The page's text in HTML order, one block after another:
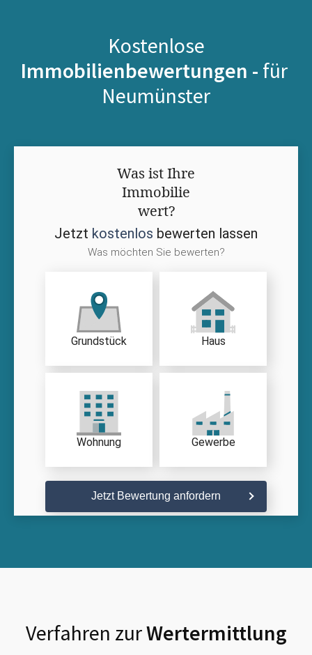
Kostenlose
Immobilienbewertungen - für
Neumünster
Was ist Ihre
Immobilie
wert?
Jetzt kostenlos bewerten lassen
Was möchten Sie bewerten?
Grundstück Haus
Wohnung Gewerbe
Jetzt Bewertung anfordern
Verfahren zurWertermittlung